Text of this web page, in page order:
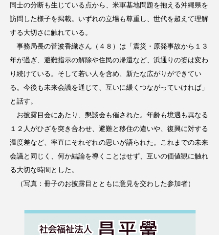
同士の分断も生じている点から、米軍基地問題を抱える沖縄県を
訪問した様子を掲載。いずれの立場も尊重し、世代を超えて理解
する大切さに触れている。
事務局長の菅波香織さん（４８）は「震災・原発事故から１３
年が過ぎ、避難指示の解除や住民の帰還など、浜通りの姿は変わ
り続けている。そして若い人を含め、新たな広がりができてい
る。今後も未来会議を通じて、互いに緩くつながっていければ」
と話す。
お披露目会にあたり、懇談会も催された。年齢も境遇も異なる
１２人がひざを突き合わせ、避難と移住の違いや、復興に対する
温度差など、率直にそれぞれの思いが語られた。これまでの未来
会議と同じく、何か結論を導くことはせず、互いの価値観に触れ
る大切な時間とした。
（写真：冊子のお披露目とともに意見を交わした参加者）